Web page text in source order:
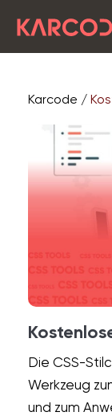
Karcode /
Die CSS-
Werkzeug
und zum